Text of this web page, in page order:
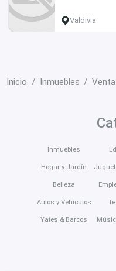
Valdivia
Inicio Inmuebles Venta
Inmuebles
Hogar y Jardín
Belleza
Autos y Vehículos
Yates & Barcos